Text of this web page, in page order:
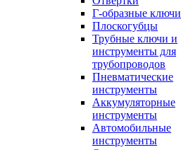
Г-образные ключи
Плоскогубцы
Трубные ключи и
инструменты для
трубопроводов
Пневматические
инструменты
Аккумуляторные
инструменты
Автомобильные
инструменты